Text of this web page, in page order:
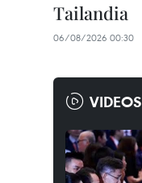
Tailandia
06/08/2026 00:30
VIDEOS